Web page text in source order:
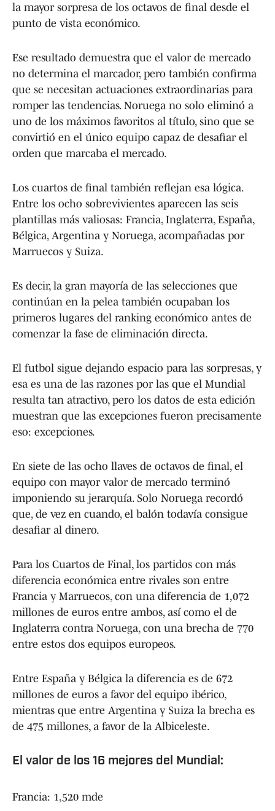
la mayor sorpresa de los octavos de final desde el
punto de vista económico.
Ese resultado demuestra que el valor de mercado
no determina el marcador, pero también confirma
que se necesitan actuaciones extraordinarias para
romper las tendencias. Noruega no solo eliminó a
uno de los máximos favoritos al título, sino que se
convirtió en el único equipo capaz de desafiar el
orden que marcaba el mercado.
Los cuartos de final también reflejan esa lógica.
Entre los ocho sobrevivientes aparecen las seis
plantillas más valiosas: Francia, Inglaterra, España,
Bélgica, Argentina y Noruega, acompañadas por
Marruecos y Suiza.
Es decir, la gran mayoría de las selecciones que
continúan en la pelea también ocupaban los
primeros lugares del ranking económico antes de
comenzar la fase de eliminación directa.
El futbol sigue dejando espacio para las sorpresas, y
esa es una de las razones por las que el Mundial
resulta tan atractivo, pero los datos de esta edición
muestran que las excepciones fueron precisamente
eso: excepciones.
En siete de las ocho llaves de octavos de final, el
equipo con mayor valor de mercado terminó
imponiendo su jerarquía. Solo Noruega recordó
que, de vez en cuando, el balón todavía consigue
desafiar al dinero.
Para los Cuartos de Final, los partidos con más
diferencia económica entre rivales son entre
Francia y Marruecos, con una diferencia de 1,072
millones de euros entre ambos, así como el de
Inglaterra contra Noruega, con una brecha de 770
entre estos dos equipos europeos.
Entre España y Bélgica la diferencia es de 672
millones de euros a favor del equipo ibérico,
mientras que entre Argentina y Suiza la brecha es
de 475 millones, a favor de la Albiceleste.
El valor de los 16 mejores del Mundial:
Francia: 1,520 mde